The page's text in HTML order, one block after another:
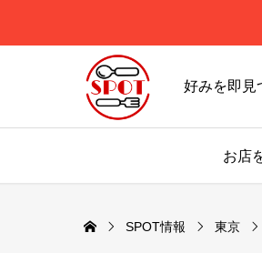
好みを即見
お店
SPOT情報 東京